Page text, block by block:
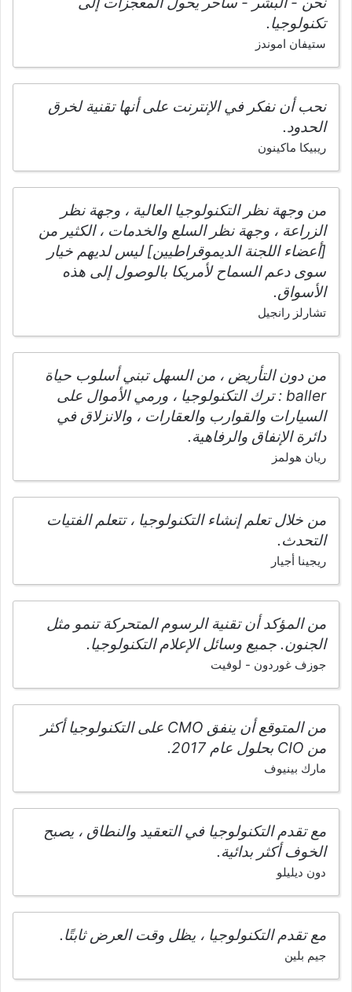
تكنولوجيا.
ستيفان اموندز
نحب أن نفكر في الإنترنت على أنها تقنية لخرق
الحدود.
ريبيكا ماكينون
من وجهة نظر التكنولوجيا العالية ، وجهة نظر
الزراعة ، وجهة نظر السلع والخدمات ، الكثير من
[أعضاء اللجنة الديموقراطيين] ليس لديهم خيار
سوى دعم السماح لأمريكا بالوصول إلى هذه
الأسواق.
تشارلز رانجيل
من دون التأريض ، من السهل تبني أسلوب حياة
baller : ترك التكنولوجيا ، ورمي الأموال على
السيارات والقوارب والعقارات ، والانزلاق في
دائرة الإنفاق والرفاهية.
ريان هولمز
من خلال تعلم إنشاء التكنولوجيا ، تتعلم الفتيات
التحدث.
ريجينا أجيار
من المؤكد أن تقنية الرسوم المتحركة تنمو مثل
الجنون. جميع وسائل الإعلام التكنولوجيا.
جوزف غوردون - لوفيت
من المتوقع أن ينفق CMO على التكنولوجيا أكثر
من CIO بحلول عام 2017.
مارك بينيوف
مع تقدم التكنولوجيا في التعقيد والنطاق ، يصبح
الخوف أكثر بدائية.
دون ديليلو
مع تقدم التكنولوجيا ، يظل وقت العرض ثابتًا.
جيم بلين